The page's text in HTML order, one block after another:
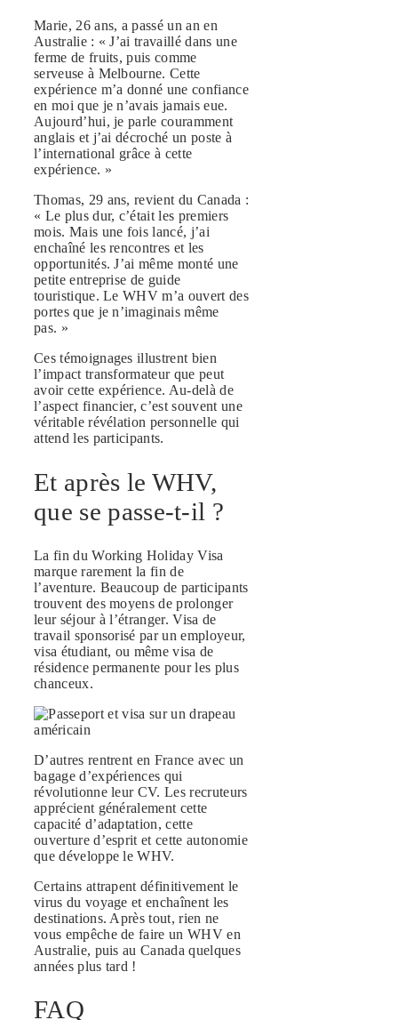
Marie, 26 ans, a passé un an en
Australie : « J’ai travaillé dans une
ferme de fruits, puis comme
serveuse à Melbourne. Cette
expérience m’a donné une confiance
en moi que je n’avais jamais eue.
Aujourd’hui, je parle couramment
anglais et j’ai décroché un poste à
l’international grâce à cette
expérience. »
Thomas, 29 ans, revient du Canada :
« Le plus dur, c’était les premiers
mois. Mais une fois lancé, j’ai
enchaîné les rencontres et les
opportunités. J’ai même monté une
petite entreprise de guide
touristique. Le WHV m’a ouvert des
portes que je n’imaginais même
pas. »
Ces témoignages illustrent bien
l’impact transformateur que peut
avoir cette expérience. Au-delà de
l’aspect financier, c’est souvent une
véritable révélation personnelle qui
attend les participants.
Et après le WHV,
que se passe-t-il ?
La fin du Working Holiday Visa
marque rarement la fin de
l’aventure. Beaucoup de participants
trouvent des moyens de prolonger
leur séjour à l’étranger. Visa de
travail sponsorisé par un employeur,
visa étudiant, ou même visa de
résidence permanente pour les plus
chanceux.
D’autres rentrent en France avec un
bagage d’expériences qui
révolutionne leur CV. Les recruteurs
apprécient généralement cette
capacité d’adaptation, cette
ouverture d’esprit et cette autonomie
que développe le WHV.
Certains attrapent définitivement le
virus du voyage et enchaînent les
destinations. Après tout, rien ne
vous empêche de faire un WHV en
Australie, puis au Canada quelques
années plus tard !
FAQ